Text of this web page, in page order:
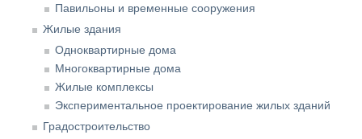
Павильоны и временные сооружения
Жилые здания
Одноквартирные дома
Многоквартирные дома
Жилые комплексы
Экспериментальное проектирование жилых зданий
Градостроительство